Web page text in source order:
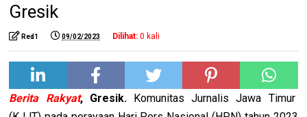
Gresik
Red1 09/02/2023 Dilihat: 0 kali
Berita Rakyat, Gresik. Komunitas Jurnalis Jawa Timur